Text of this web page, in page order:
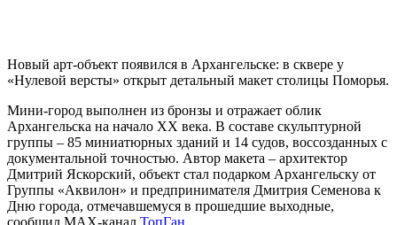
Новый арт-объект появился в Архангельске: в сквере у
«Нулевой версты» открыт детальный макет столицы Поморья.
Мини-город выполнен из бронзы и отражает облик
Архангельска на начало ХХ века. В составе скульптурной
группы – 85 миниатюрных зданий и 14 судов, воссозданных с
документальной точностью. Автор макета – архитектор
Дмитрий Яскорский, объект стал подарком Архангельску от
Группы «Аквилон» и предпринимателя Дмитрия Семенова к
Дню города, отмечавшемуся в прошедшие выходные,
сообщил МАХ-канал ТопГан.